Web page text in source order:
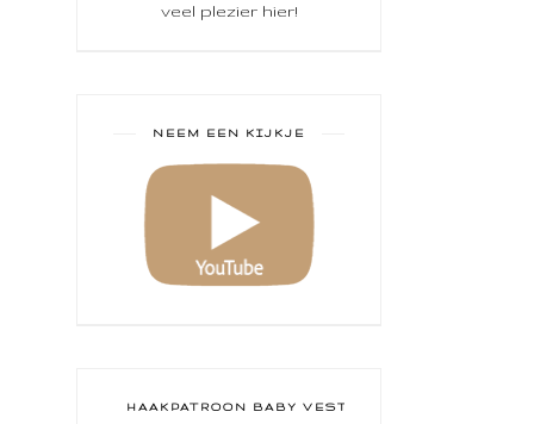
veel plezier hier!
NEEM EEN KIJKJE
HAAKPATROON BABY VESTJE